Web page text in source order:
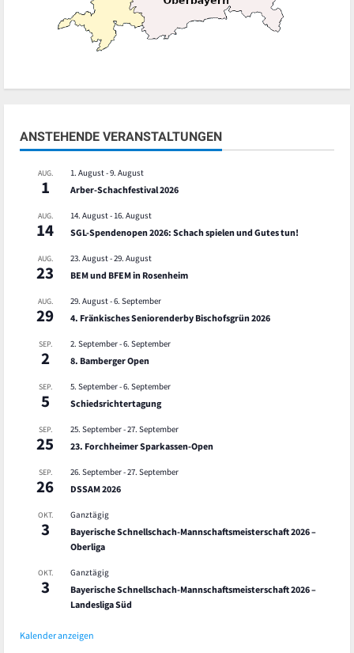
ANSTEHENDE VERANSTALTUNGEN
AUG.
1
1. August-9. August
Arber-Schachfestival 2026
AUG.
14
14. August- 16. August
SGL-Spendenopen 2026: Schach spielen und Gutes tun!
AUG.
23
23. August-29. August
BEM und BFEM in Rosenheim
AUG.
29
29. August-6. September
4. Fränkisches Seniorenderby Bischofsgrün 2026
SEP.
2
2. September-6. September
8. Bamberger Open
SEP.
5
5. September-6. September
Schiedsrichtertagung
SEP.
25
25. September-27. September
23. Forchheimer Sparkassen-Open
SEP.
26
26. September-27. September
DSSAM 2026
OKT.
3
Ganztägig
Bayerische Schnellschach-Mannschaftsmeisterschaft 2026 –
Oberliga
OKT.
3
Ganztägig
Bayerische Schnellschach-Mannschaftsmeisterschaft 2026 –
Landesliga Süd
Kalender anzeigen